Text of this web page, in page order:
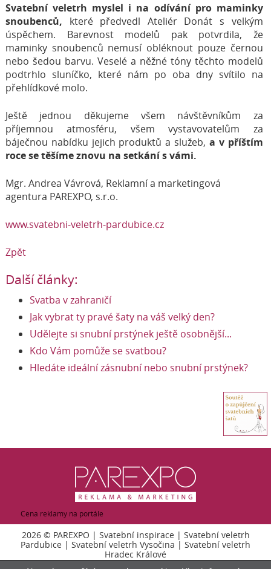
Svatební veletrh myslel i na odívání pro maminky
snoubenců, které předvedl Ateliér Donát s velkým
úspěchem. Barevnost modelů pak potvrdila, že
maminky snoubenců nemusí obléknout pouze černou
nebo šedou barvu. Veselé a něžné tóny těchto modelů
podtrhlo sluníčko, které nám po oba dny svítilo na
přehlídkové molo.
Ještě jednou děkujeme všem návštěvníkům za
příjemnou atmosféru, všem vystavovatelům za
báječnou nabídku jejich produktů a služeb,a v příštím
roce se těšíme znovu na setkání s vámi.
Mgr. Andrea Vávrová, Reklamní a marketingová
agentura PAREXPO, s.r.o.
www.svatebni-veletrh-pardubice.cz
Zpět
Další články:
Svatba v zahraničí
Jak vybrat ty pravé šaty na váš velký den?
Udělejte si snubní prstýnek ještě osobnější...
Kdo Vám pomůže se svatbou?
Hledáte ideální zásnubní nebo snubní prstýnek?
Cena reklamy na portále
2026 © PAREXPO | Svatební inspirace| Svatební veletrh
Pardubice | Svatební veletrh Vysočina | Svatební veletrh
Hradec Králové